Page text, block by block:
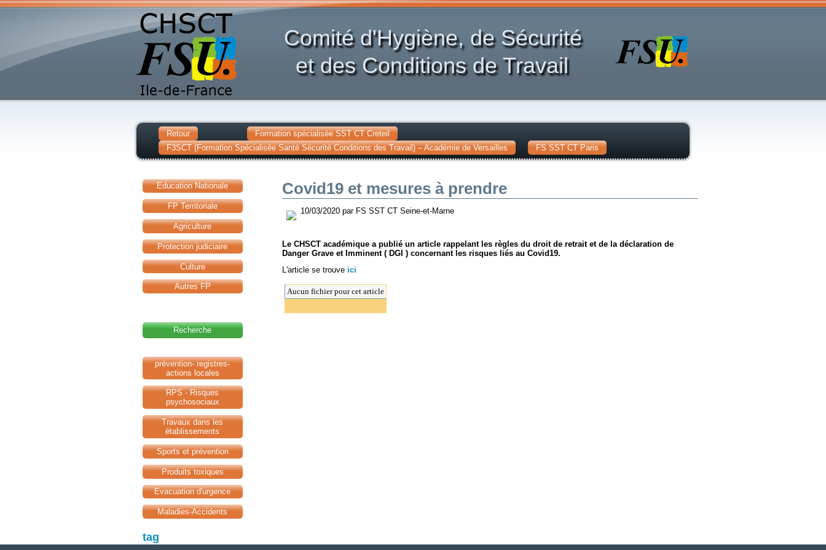
Comité d'Hygiène, de Sécurité
et des Conditions de Travail
Retour
Formation spécialisée SST CT Creteil
F3SCT (Formation Spécialisée Santé Sécurité Conditions des Travail) – Académie de Versailles
FS SST CT Paris
Education Nationale
FP Territoriale
Agriculture
Protection judiciaire
Culture
Autres FP
Recherche
prévention- registres-
actions locales
RPS - Risques
psychosociaux
Travaux dans les
établissements
Sports et prévention
Produits toxiques
Evacuation d'urgence
Maladies-Accidents
tag
Covid19 et mesures à prendre
10/03/2020 par FS SST CT Seine-et-Marne
Le CHSCT académique a publié un article rappelant les règles du droit de retrait et de la déclaration de
Danger Grave et Imminent ( DGI ) concernant les risques liés au Covid19.
L'article se trouve ici
Aucun fichier pour cet article